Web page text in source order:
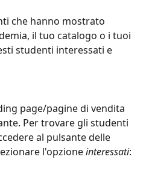
che hanno mostrato
il tuo catalogo o i tuoi
studenti interessati e
page/pagine di vendita
Per trovare gli studenti
al pulsante delle
l'opzione interessati: